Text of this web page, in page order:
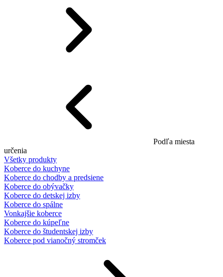
Podľa miesta
určenia
Všetky produkty
Koberce do kuchyne
Koberce do chodby a predsiene
Koberce do obývačky
Koberce do detskej izby
Koberce do spálne
Vonkajšie koberce
Koberce do kúpeľne
Koberce do študentskej izby
Koberce pod vianočný stromček